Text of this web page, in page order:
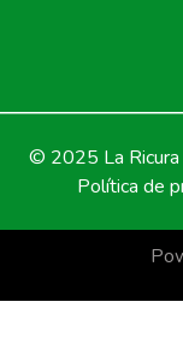
© 2025 La Ricura
Política de